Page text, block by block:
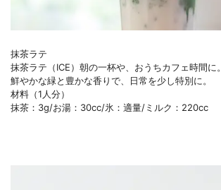
抹茶ラテ
抹茶ラテ（ICE）朝の一杯や、おうちカフェ時間に。
鮮やかな緑と豊かな香りで、日常を少し特別に。
材料（1人分）
抹茶：3g/お湯：30cc/氷：適量/ミルク：220cc